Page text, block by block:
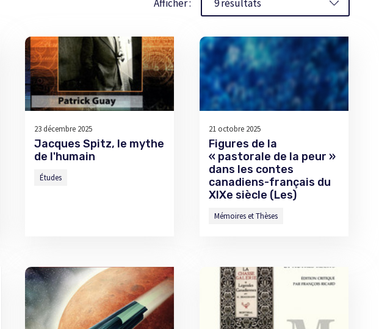
Afficher :
23 décembre 2025
Jacques Spitz, le mythe
de l'humain
Études
21 octobre 2025
Figures de la
« pastorale de la peur »
dans les contes
canadiens-français du
XIXe siècle (Les)
Mémoires et Thèses